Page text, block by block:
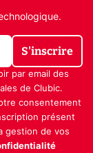
S'inscrire
par email des
de Clubic.
consentement
présent
gestion de vos